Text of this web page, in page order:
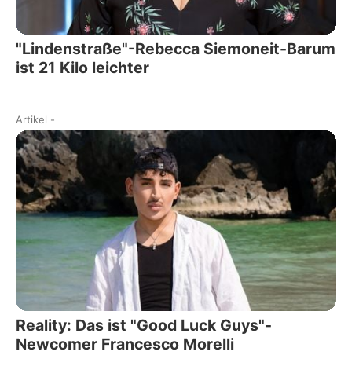
"Lindenstraße"-Rebecca Siemoneit-Barum
ist 21 Kilo leichter
Artikel -
Reality: Das ist "Good Luck Guys"-
Newcomer Francesco Morelli